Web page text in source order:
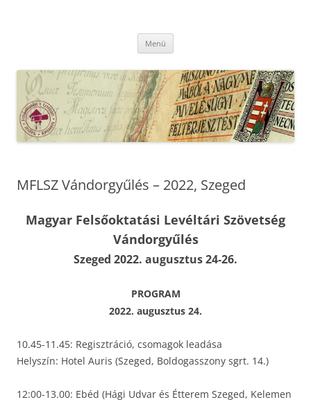
Menü
MFLSZ Vándorgyűlés – 2022, Szeged
Magyar Felsőoktatási Levéltári Szövetség
Vándorgyűlés
Szeged 2022. augusztus 24-26.
PROGRAM
2022. augusztus 24.
10.45-11.45: Regisztráció, csomagok leadása
Helyszín: Hotel Auris (Szeged, Boldogasszony sgrt. 14.)
12:00-13.00: Ebéd (Hági Udvar és Étterem Szeged, Kelemen